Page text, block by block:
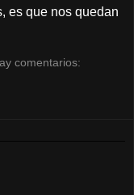
es que nos quedan
comentarios: